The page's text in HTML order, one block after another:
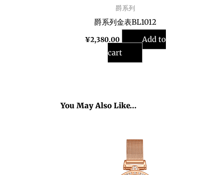
爵系列
爵系列金表BL1012
¥2,380.00
Add to
cart
You May Also Like…